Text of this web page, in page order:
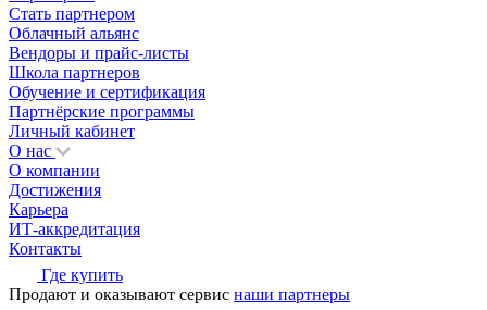
Стать партнером
Облачный альянс
Вендоры и прайс-листы
Школа партнеров
Обучение и сертификация
Партнёрские программы
Личный кабинет
О нас
О компании
Достижения
Карьера
ИТ-аккредитация
Контакты
Где купить
Продают и оказывают сервис наши партнеры